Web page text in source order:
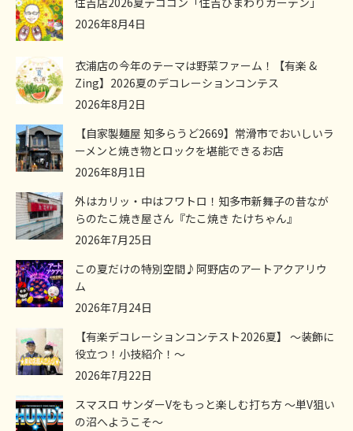
2026年8月4日
衣浦店の今年のテーマは野菜ファーム！【有楽 &
Zing】2026夏のデコレーションコンテス
2026年8月2日
【自家製麺屋 知多らうど2669】常滑市でおいしいラ
ーメンと焼き物とロックを堪能できるお店
2026年8月1日
外はカリッ・中はフワトロ！知多市新舞子の昔なが
らのたこ焼き屋さん『たこ焼き たけちゃん』
2026年7月25日
この夏だけの特別空間♪阿野店のアートアクアリウ
ム
2026年7月24日
【有楽デコレーションコンテスト2026夏】 ～装飾に
役立つ！小技紹介！～
2026年7月22日
スマスロ サンダーVをもっと楽しむ打ち方 ～単V狙い
の沼へようこそ～